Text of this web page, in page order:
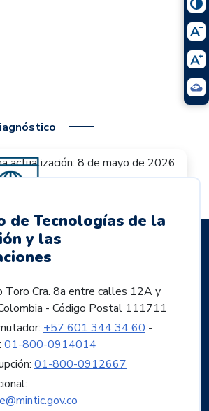
actualización: 8 de mayo de 2026
de Tecnologías de la
y las
Toro Cra. 8a entre calles 12A y
- Código Postal 111711
+57 601 344 34 60 -
01-800-0914014
01-800-0912667